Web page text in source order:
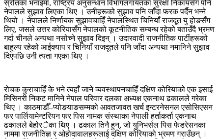
स्रोतका भनाइमा, राष्ट्रिय अनुसन्धान विभागलगायतका सुरक्षा निकायसँग पनि
नेपालले सुझाव लिएका थिए । उनीहरूको सुझाव पनि जाँदा फरक पर्दैन भन्ने
थियो । नेपालले निर्णायक सुझावचाहिँ नेपालस्थित चिनियाँ राजदूत यु होङसँग
लिए, जसले उत्तर कोरियासँग नेपालको कूटनीतिक सम्बन्ध रहेको बताउँदै भ्रमण
गर्दा चीनले अन्यथा नसोच्ने सुझाव दिइन् । उदारवादी राजनीतिक पार्टीहरूको
बाहुल्य रहेको आईक्याप र चिनियाँ राजदूतले पनि जाँदा अन्यथा नमानिने सुझाव
दिएपछि उनी त्यता गएका थिए ।
रोचक कुराचाहिँ के भने त्यहाँ जाने व्यवस्थापनचाहिँ दक्षिण कोरियाको एक इसाई
मिसिनरी निकट मानिने नेपाल परिवार दलका अध्यक्ष एकनाथ ढकालले गरेका
थिए । काठमाडौँ–प्योङयाङसम्मको आवतजावत खर्च इन्टरनेसनल एसोसिएसन
फर पार्लियामेन्टरियन फर पिस नामक संस्थाका नेपाली हर्ताकर्ता एकनाथ
ढकालले बेहोरेका थिए । ढकाल तिनै हुन्, जो युनिभर्सल पिस फेडरेसनका
नाममा राजनीतिज्ञ र ओहोदावालहरूलाई दक्षिण कोरियाको भ्रमण गराउँछन् ।